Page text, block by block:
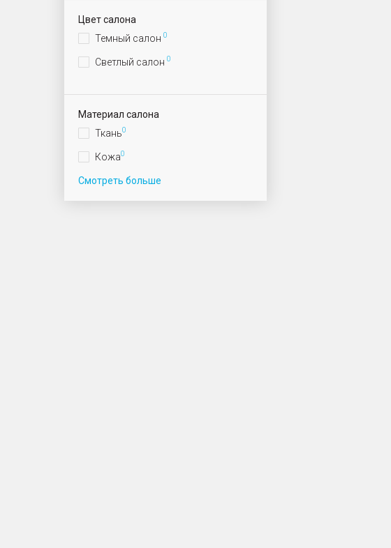
Цвет салона
Темный салон 0
Светлый салон 0
Материал салона
Ткань0
Кожа0
Смотреть больше